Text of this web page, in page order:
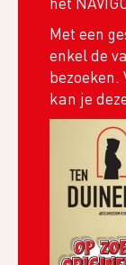
Met een
enkel de
bezoeken.
kan je